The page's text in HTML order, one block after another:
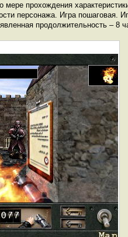
прохождения
персонажа. Игра пошаговая.
продолжительность – 8